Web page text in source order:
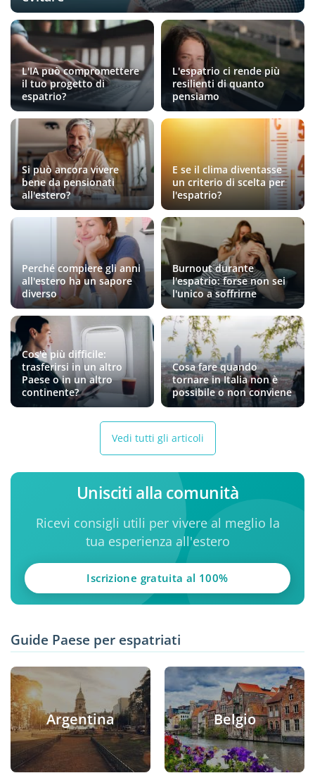
L'IA può compromettere
il tuo progetto di
espatrio?
L'espatrio ci rende più
resilienti di quanto
pensiamo
Si può ancora vivere
bene da pensionati
all'estero?
E se il clima diventasse
un criterio di scelta per
l'espatrio?
Perché compiere gli anni
all'estero ha un sapore
diverso
Burnout durante
l'espatrio: forse non sei
l'unico a soffrirne
Cos'è più difficile:
trasferirsi in un altro
Paese o in un altro
continente?
Cosa fare quando
tornare in Italia non è
possibile o non conviene
Vedi tutti gli articoli
Unisciti alla comunità
Ricevi consigli utili per vivere al meglio la
tua esperienza all'estero
Iscrizione gratuita al 100%
Guide Paese per espatriati
Argentina Belgio